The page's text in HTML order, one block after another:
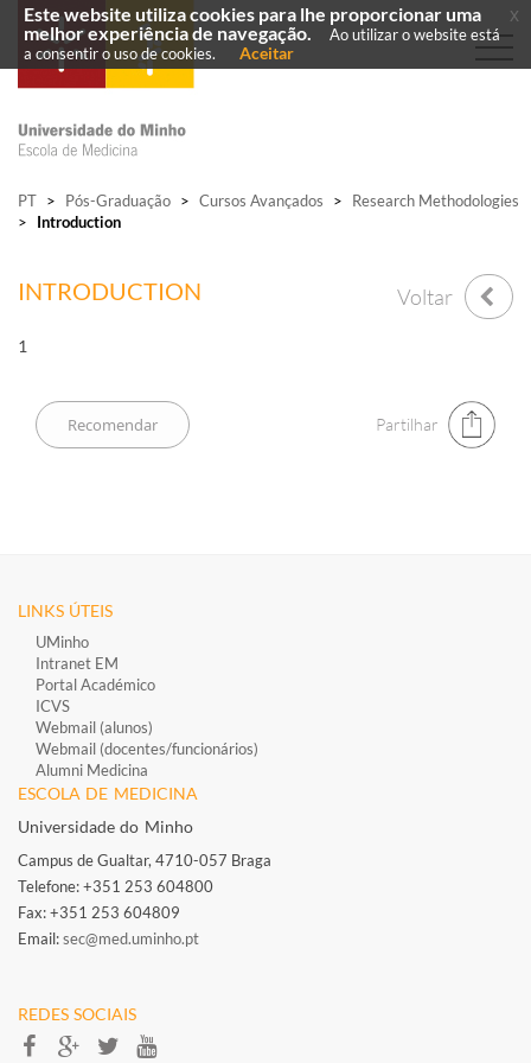
PT > Pós-Graduação > Cursos Avançados >
Research Methodologies
>
Introduction
INTRODUCTION Voltar
​1
Partilhar
LINKS ÚTEIS
UMinho
Intranet EM
Portal Académico
ICVS
Webmail (alunos)
Webmail (docentes/funcionários)
Alumni Medicina
ESCOLA DE MEDICINA
Universidade do Minho
Campus de Gualtar, 4710-057 Braga
Telefone: +351 253 604800​
Fax: +351 253 604809
Email:sec@med.uminho.pt
REDES SOCIAIS​​​​
Este website utiliza cookies para lhe proporcionar uma
melhor experiência de navegação.
Ao utilizar o website está
a consentir o uso de cookies.
Aceitar
x